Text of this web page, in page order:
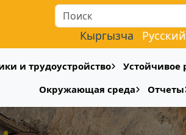
Кыргызча Русский
и трудоустройство
Устойчивое
Окружающая среда
Отчеты